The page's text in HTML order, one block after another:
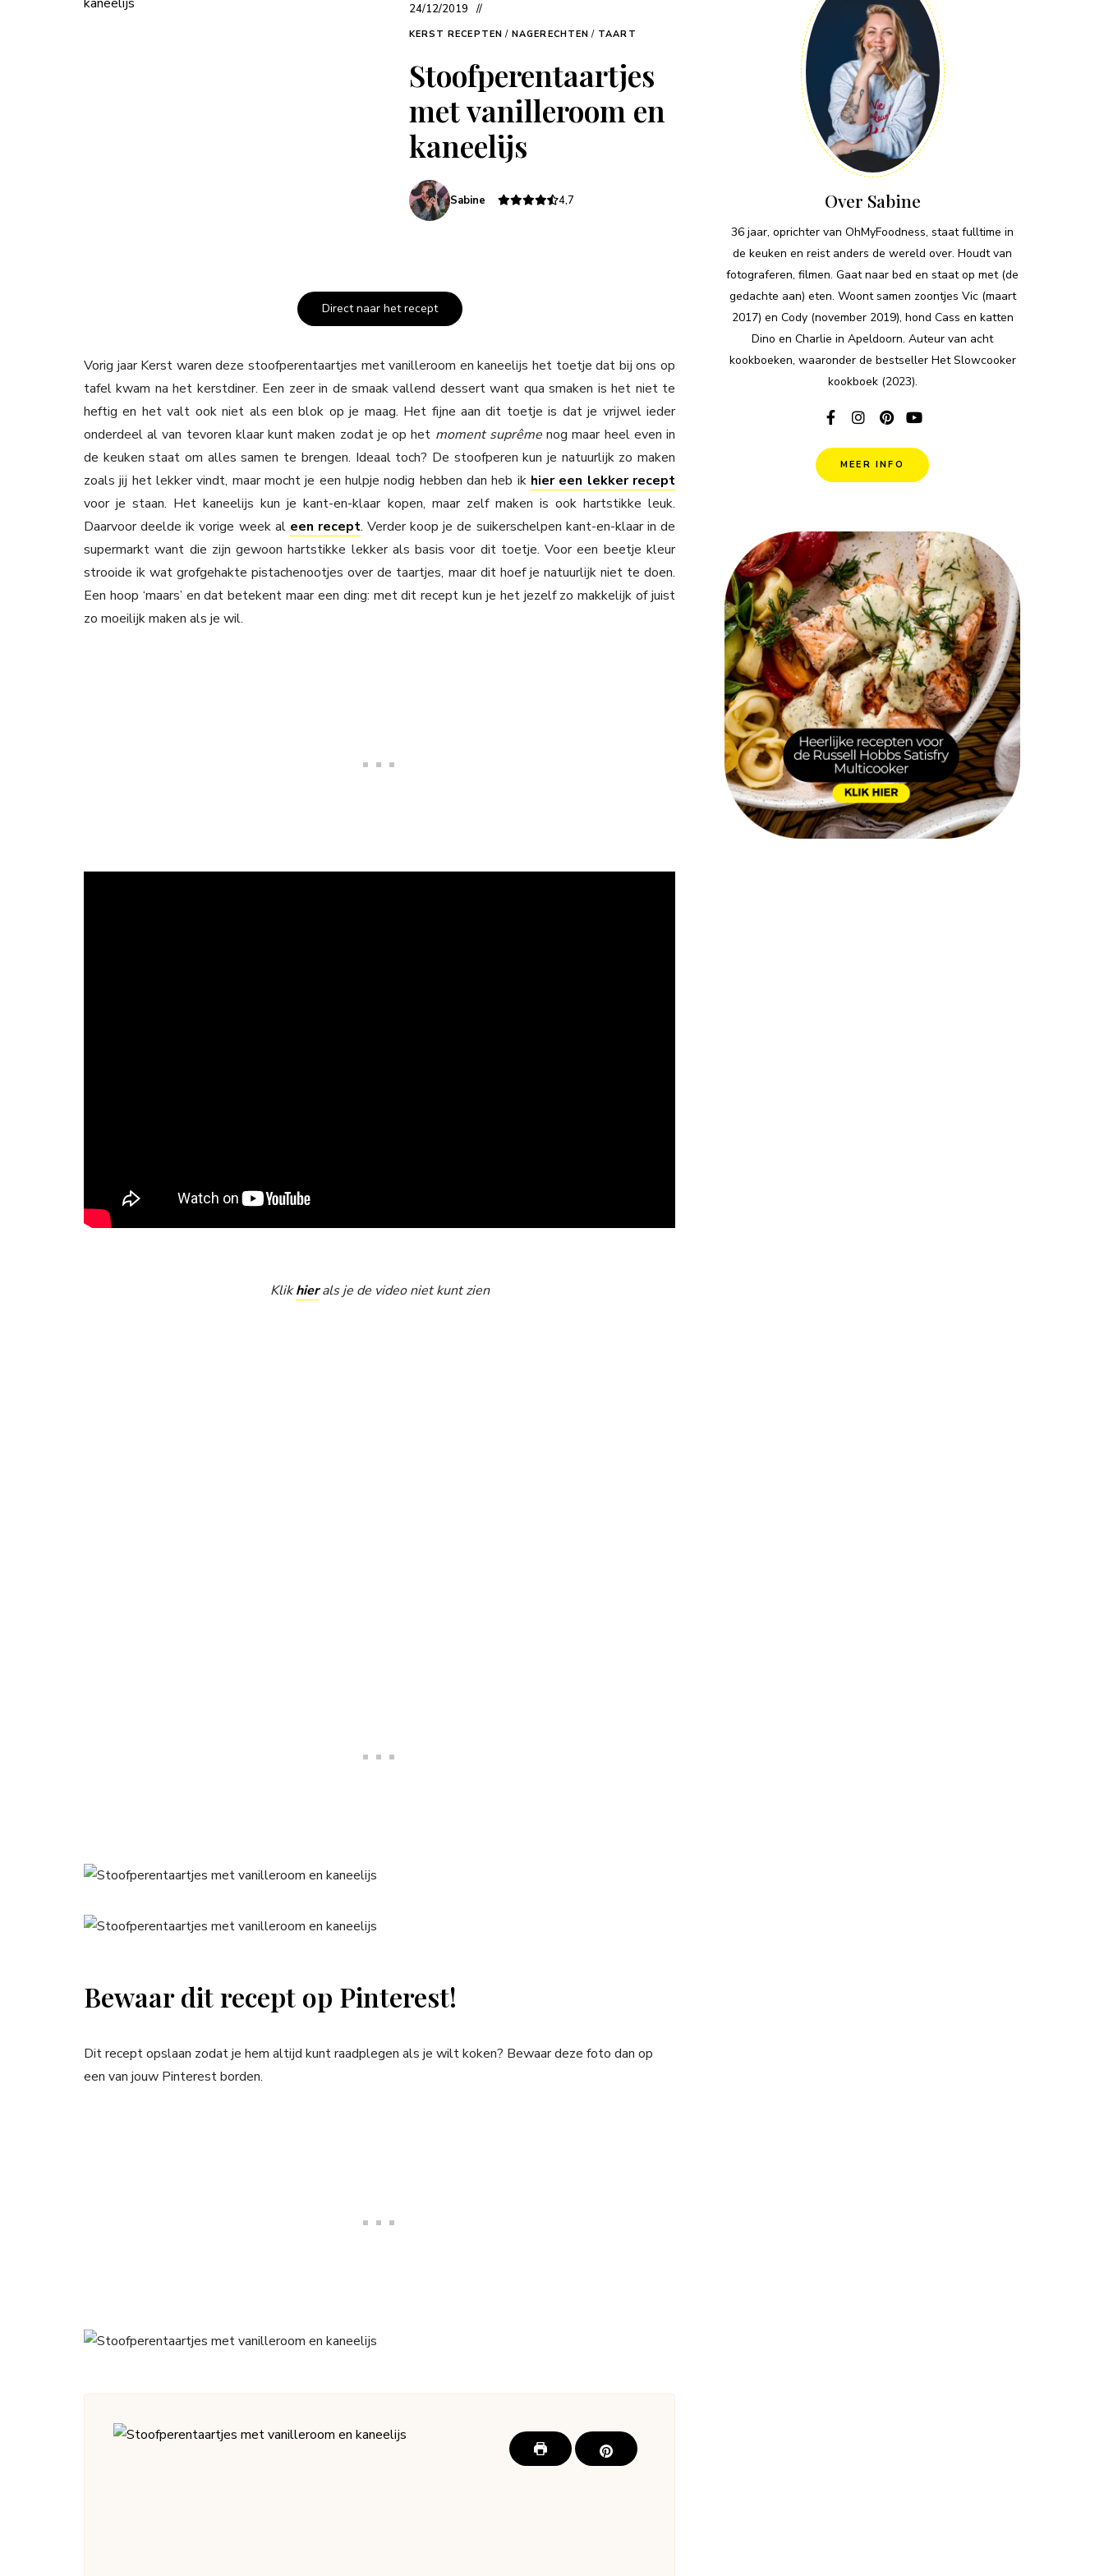
24/12/2019
KERST RECEPTEN / NAGERECHTEN / TAART
Stoofperentaartjes
met vanilleroom en
kaneelijs
Sabine 4,7
Direct naar het recept
Vorig jaar Kerst waren deze stoofperentaartjes met vanilleroom en kaneelijs het toetje dat bij ons op
tafel kwam na het kerstdiner. Een zeer in de smaak vallend dessert want qua smaken is het niet te
heftig en het valt ook niet als een blok op je maag. Het fijne aan dit toetje is dat je vrijwel ieder
onderdeel al van tevoren klaar kunt maken zodat je op het moment suprêmenog maar heel even in
de keuken staat om alles samen te brengen. Ideaal toch? De stoofperen kun je natuurlijk zo maken
zoals jij het lekker vindt, maar mocht je een hulpje nodig hebben dan heb ik hier een lekker recept
voor je staan. Het kaneelijs kun je kant-en-klaar kopen, maar zelf maken is ook hartstikke leuk.
Daarvoor deelde ik vorige week al een recept. Verder koop je de suikerschelpen kant-en-klaar in de
supermarkt want die zijn gewoon hartstikke lekker als basis voor dit toetje. Voor een beetje kleur
strooide ik wat grofgehakte pistachenootjes over de taartjes, maar dit hoef je natuurlijk niet te doen.
Een hoop ‘maars’ en dat betekent maar een ding: met dit recept kun je het jezelf zo makkelijk of juist
zo moeilijk maken als je wil.
Klikhierals je de video niet kunt zien
Bewaar dit recept op Pinterest!
Dit recept opslaan zodat je hem altijd kunt raadplegen als je wilt koken? Bewaar deze foto dan op
een van jouw Pinterest borden.
Over Sabine
36 jaar, oprichter van OhMyFoodness, staat fulltime in
de keuken en reist anders de wereld over. Houdt van
fotograferen, filmen. Gaat naar bed en staat op met (de
gedachte aan) eten. Woont samen zoontjes Vic (maart
2017) en Cody (november 2019), hond Cass en katten
Dino en Charlie in Apeldoorn. Auteur van acht
kookboeken, waaronder de bestseller Het Slowcooker
kookboek (2023).
MEER INFO